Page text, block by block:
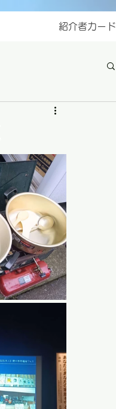
紹介者カード